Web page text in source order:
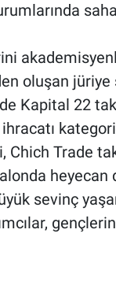
oluşan
Kapital 22
Trade
heyecan
sevinç